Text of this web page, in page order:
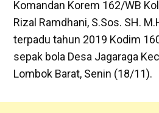
Komandan Korem 162/WB
Rizal Ramdhani, S.Sos. SH.
terpadu tahun 2019 Kodim
sepak bola Desa Jagaraga
Lombok Barat, Senin (18/11).